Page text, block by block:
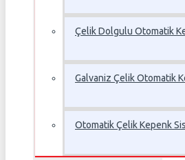
Çelik Dolgulu Otomatik
Galvaniz Çelik Otomatik
Otomatik Çelik Kepenk